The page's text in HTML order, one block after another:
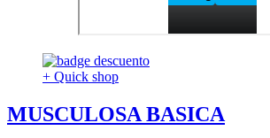
+ Quick shop
MUSCULOSA BASICA